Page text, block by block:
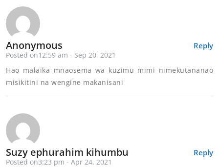
Reply
Anonymous
Posted on12:59 am - Sep 20, 2021
Hao malaika mnaosema wa kuzimu mimi nimekutananao
misikitini na wengine makanisani
Reply
Suzy ephurahim kihumbu
Posted on3:23 pm - Apr 24, 2021